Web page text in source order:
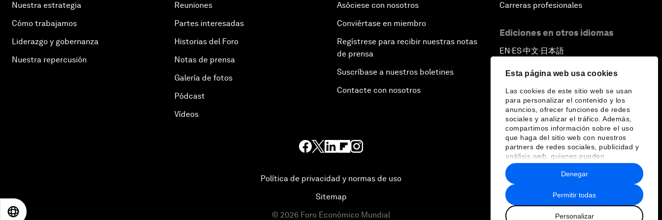
Esta página web usa cookies
Las cookies de este sitio web se usan
para personalizar el contenido y los
anuncios, ofrecer funciones de redes
sociales y analizar el tráfico. Además,
compartimos información sobre el uso
que haga del sitio web con nuestros
partners de redes sociales, publicidad y
análisis web, quienes pueden
combinarla con otra información que les
haya proporcionado o que hayan
recopilado a partir del uso que haya
hecho de sus servicios.
Permitir todas
Personalizar
Denegar
Nuestra estrategia
Cómo trabajamos
Liderazgo y gobernanza
Nuestra repercusión
Reuniones
Partes interesadas
Historias del Foro
Notas de prensa
Galería de fotos
Pódcast
Vídeos
Asóciese con nosotros
Conviértase en miembro
Regístrese para recibir nuestras notas
de prensa
Suscríbase a nuestros boletines
Contacte con nosotros
Carreras profesionales
Ediciones en otros idiomas
EN ▪ES▪中文▪ 日本語
Política de privacidad y normas de uso
Sitemap
© 2026 Foro Económico Mundial